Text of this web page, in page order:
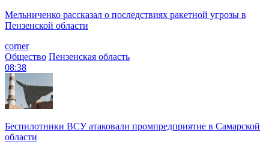
Мельниченко рассказал о последствиях ракетной угрозы в
Пензенской области
corner
Общество Пензенская область
08:38
Беспилотники ВСУ атаковали промпредприятие в Самарской
области